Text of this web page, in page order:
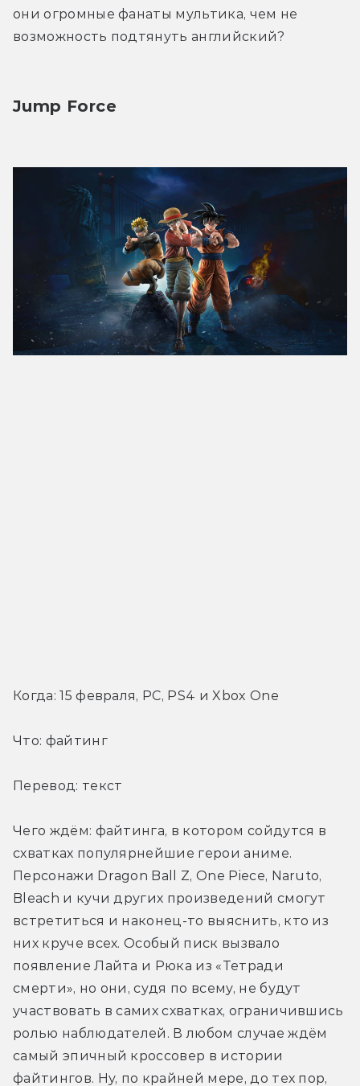
они огромные фанаты мультика, чем не
возможность подтянуть английский?
Jump Force
Когда: 15 февраля, PC, PS4 и Xbox One
Что: файтинг
Перевод: текст
Чего ждём: файтинга, в котором сойдутся в
схватках популярнейшие герои аниме.
Персонажи Dragon Ball Z, One Piece, Naruto,
Bleach и кучи других произведений смогут
встретиться и наконец-то выяснить, кто из
них круче всех. Особый писк вызвало
появление Лайта и Рюка из «Тетради
cмерти», но они, судя по всему, не будут
участвовать в самих схватках, ограничившись
ролью наблюдателей. В любом случае ждём
самый эпичный кроссовер в истории
файтингов. Ну, по крайней мере, до тех пор,